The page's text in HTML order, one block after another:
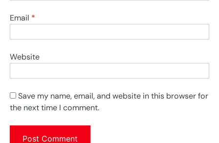
Email *
Website
Save my name, email, and website in this browser for
the next time I comment.